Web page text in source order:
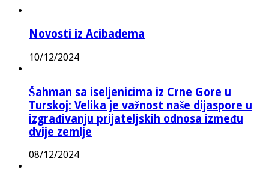
Novosti iz Acibadema
10/12/2024
Šahman sa iseljenicima iz Crne Gore u
Turskoj: Velika je važnost naše dijaspore u
izgrađivanju prijateljskih odnosa između
dvije zemlje
08/12/2024